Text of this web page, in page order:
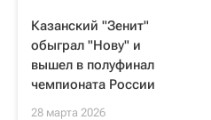
Казанский "Зенит"
обыграл "Нову" и
вышел в полуфинал
чемпионата России
28 марта 2026